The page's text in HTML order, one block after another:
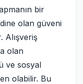
bir
olan güveni
Alışveriş
olan
ve sosyal
olabilir. Bu